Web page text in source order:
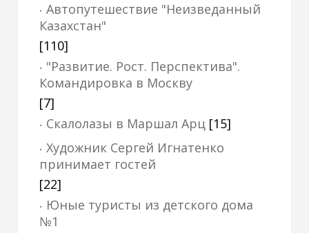
Автопутешествие "Неизведанный
Казахстан"
[110]
"Развитие. Рост. Перспектива".
Командировка в Москву
[7]
Скалолазы в Маршал Арц [15]
Художник Сергей Игнатенко
принимает гостей
[22]
Юные туристы из детского дома
№1